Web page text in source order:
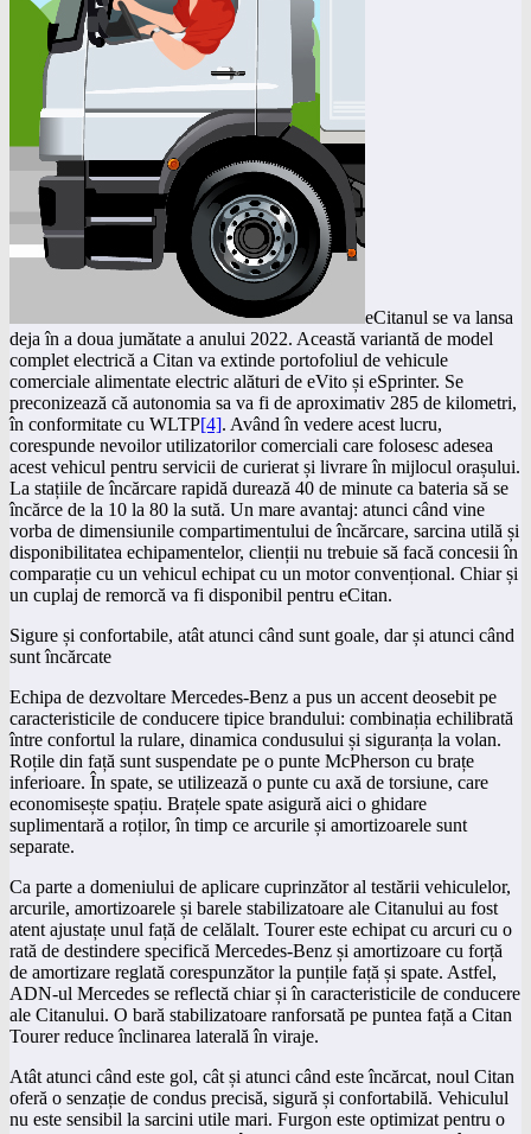
eCitanul se va lansa
deja în a doua jumătate a anului 2022. Această variantă de model
complet electrică a Citan va extinde portofoliul de vehicule
comerciale alimentate electric alături de eVito și eSprinter. Se
preconizează că autonomia sa va fi de aproximativ 285 de kilometri,
în conformitate cu WLTP[4]. Având în vedere acest lucru,
corespunde nevoilor utilizatorilor comerciali care folosesc adesea
acest vehicul pentru servicii de curierat și livrare în mijlocul orașului.
La stațiile de încărcare rapidă durează 40 de minute ca bateria să se
încărce de la 10 la 80 la sută. Un mare avantaj: atunci când vine
vorba de dimensiunile compartimentului de încărcare, sarcina utilă și
disponibilitatea echipamentelor, clienții nu trebuie să facă concesii în
comparație cu un vehicul echipat cu un motor convențional. Chiar și
un cuplaj de remorcă va fi disponibil pentru eCitan.
Sigure și confortabile, atât atunci când sunt goale, dar și atunci când
sunt încărcate
Echipa de dezvoltare Mercedes-Benz a pus un accent deosebit pe
caracteristicile de conducere tipice brandului: combinația echilibrată
între confortul la rulare, dinamica condusului și siguranța la volan.
Roțile din față sunt suspendate pe o punte McPherson cu brațe
inferioare. În spate, se utilizează o punte cu axă de torsiune, care
economisește spațiu. Brațele spate asigură aici o ghidare
suplimentară a roților, în timp ce arcurile și amortizoarele sunt
separate.
Ca parte a domeniului de aplicare cuprinzător al testării vehiculelor,
arcurile, amortizoarele și barele stabilizatoare ale Citanului au fost
atent ajustațe unul față de celălalt. Tourer este echipat cu arcuri cu o
rată de destindere specifică Mercedes-Benz și amortizoare cu forță
de amortizare reglată corespunzător la punțile față și spate. Astfel,
ADN-ul Mercedes se reflectă chiar și în caracteristicile de conducere
ale Citanului. O bară stabilizatoare ranforsată pe puntea față a Citan
Tourer reduce înclinarea laterală în viraje.
Atât atunci când este gol, cât și atunci când este încărcat, noul Citan
oferă o senzație de condus precisă, sigură și confortabilă. Vehiculul
nu este sensibil la sarcini utile mari. Furgon este optimizat pentru o